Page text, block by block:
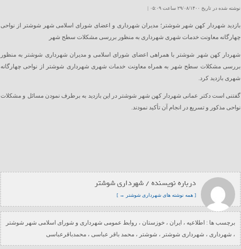
نوشته شده در تاریخ ۲۹/۰۸/۱۴۰۰ ساعت ۰۵:۰۹ |
بازدید شهردار کهن شهر شوشتر؛ مدیران شهرداری و اعضای شورای اسلامی شهر شوشتر از نواحی
چهارگانه معاونت خدمات شهری شهرداری به منظور بررسی مشکلات سطح شهر
شهردار کهن شهر شوشتر با همراهی اعضای شورای اسلامی و مدیران شهرداری شوشتر به منظور
بررسی مشکلات سطح شهر به همراه معاونت خدمات شهری شهرداری شوشتر از نواحی چهارگانه
شهری بازدید کرد.
گفتنی است دکتر عمانی شهردار کهن شهر شوشتر در این بازدید به برطرف نمودن مسائل و مشکلات
نواحی مذکور و تسریع در انجام آن تأکید نمودند.
درباره نویسنده / شهرداری شوشتر
[ همه نوشته های شهرداری شوشتر → ]
برچسب ها : اطلاعیه ، ایران ، خوزستان ، روابط عمومی شهرداری و شورای اسلامی شهر شوشتر
، شهرداری ، شهرداری شوشتر ، شوشتر ، محمد باقر عباسی ، محمدباقرعباسی